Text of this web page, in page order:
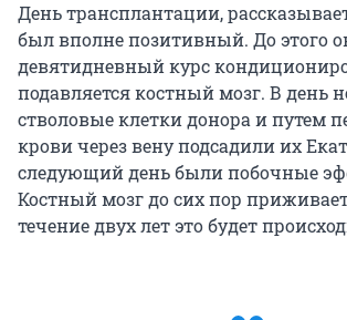
День трансплантации,
был вполне позитивный. До этого
девятидневный курс
подавляется костный мозг. В день
стволовые клетки донора и путем
крови через вену подсадили их
следующий день были побочные
Костный мозг до сих пор
течение двух лет это будет